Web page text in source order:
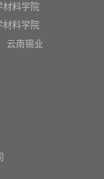
材料学院
材料学院
云南锡业